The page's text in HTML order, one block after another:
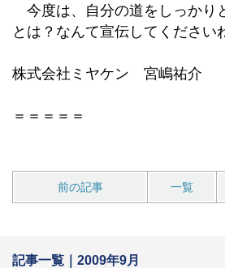
今度は、自分の道をしっかり
とは？なんて宣伝してください
株式会社ミヤケン 宮嶋祐介
＝＝＝＝＝
前の記事 一覧
記事一覧｜2009年9月